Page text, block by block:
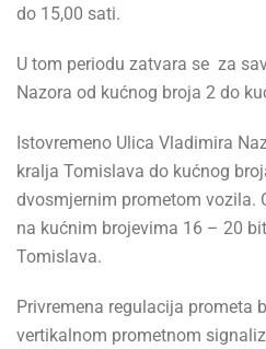
do 15,00 sati.
U tom periodu zatvara se za
Nazora od kućnog broja 2 do
Istovremeno Ulica Vladimira
kralja Tomislava do kućnog
dvosmjernim prometom vozila.
na kućnim brojevima 16 – 20
Tomislava.
Privremena regulacija prometa
vertikalnom prometnom